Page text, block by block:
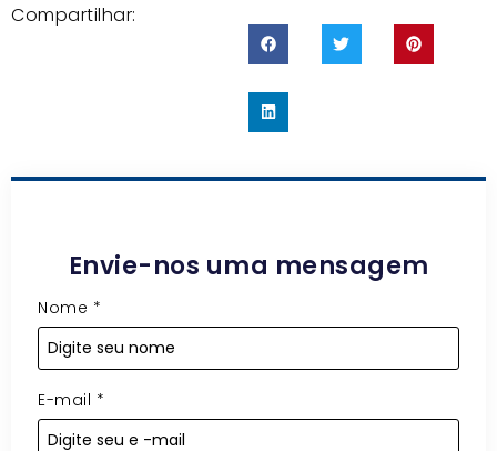
Compartilhar:
Envie-nos uma mensagem
Nome *
E-mail *